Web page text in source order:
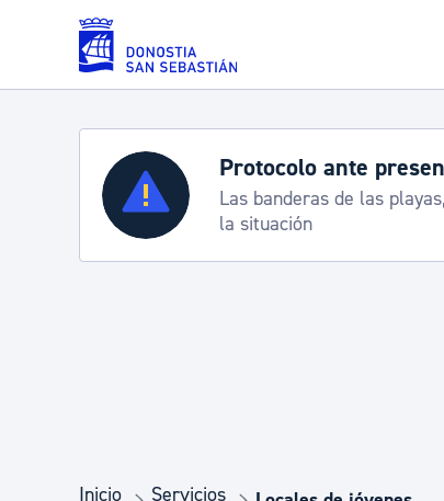
Saltar al contenido principal
Servicios
Padrón y asuntos personales
Seguridad ciudadana y emergencias
Protocolo ante
Las banderas de las
la situación
Inicio Servicios